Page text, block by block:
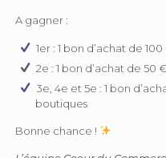
A gagner :
1er : 1 bon d’achat de
2e : 1 bon d’achat de 50
3e, 4e et 5e : 1 bon
boutiques
Bonne chance !